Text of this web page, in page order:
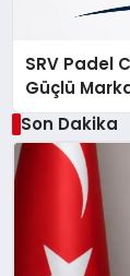
SRV Padel
Güçlü
Son Dakika